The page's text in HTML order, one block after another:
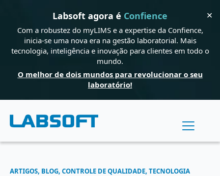
Labsoft agora é Confience
Com a robustez do myLIMS e a expertise da Confience,
inicia-se uma nova era na gestão laboratorial. Mais
tecnologia, inteligência e inovação para clientes em todo o
mundo.
O melhor de dois mundos para revolucionar o seu
laboratório!
✕
ARTIGOS, BLOG, CONTROLE DE QUALIDADE, TECNOLOGIA